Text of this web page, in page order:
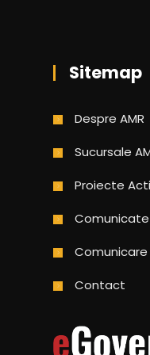
Sitemap
Despre AMR
Sucursale
Proiecte
Comunicate
Comunicare
Contact